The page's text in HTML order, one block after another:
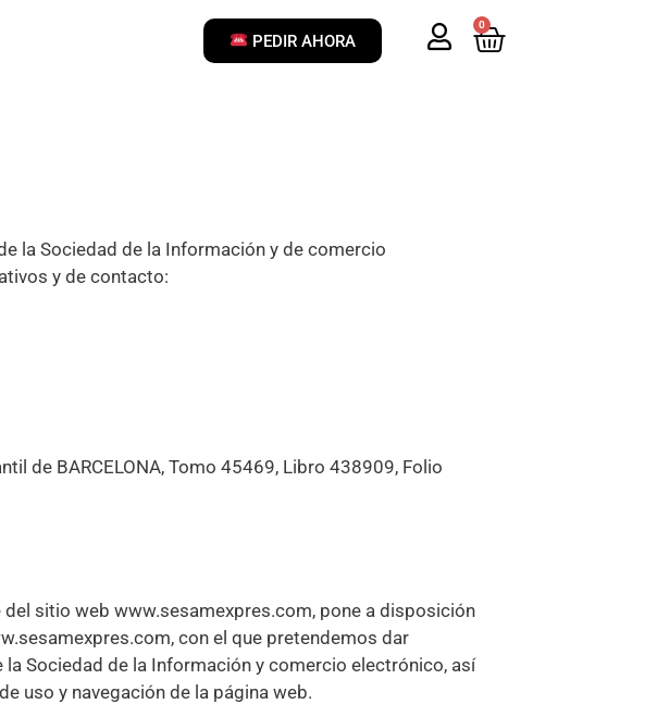
PEDIR AHORA
0
la Sociedad de la Información y de comercio
y de contacto:
de BARCELONA, Tomo 45469, Libro 438909, Folio
del sitio web www.sesamexpres.com, pone a disposición
con el que pretendemos dar
Sociedad de la Información y comercio electrónico, así
uso y navegación de la página web.